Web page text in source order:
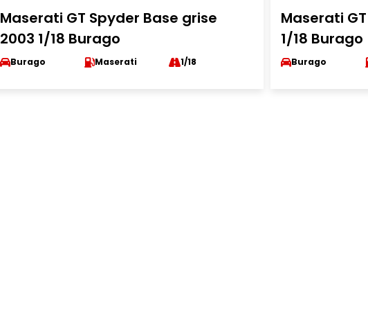
Maserati GT Spyder Base grise
2003 1/18 Burago
Burago Maserati 1/18
Maserati
1/18 Burago
Burago